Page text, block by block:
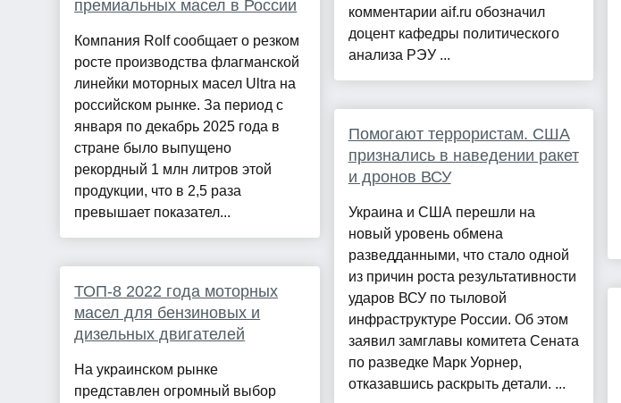
премиальных масел в России
Компания Rolf сообщает о резком
росте производства флагманской
линейки моторных масел Ultra на
российском рынке. За период с
января по декабрь 2025 года в
стране было выпущено
рекордный 1 млн литров этой
продукции, что в 2,5 раза
превышает показател...
ТОП-8 2022 года моторных
масел для бензиновых и
дизельных двигателей
На украинском рынке
представлен огромный выбор
комментарии aif.ru обозначил
доцент кафедры политического
анализа РЭУ ...
Помогают террористам. США
признались в наведении ракет
и дронов ВСУ
Украина и США перешли на
новый уровень обмена
разведданными, что стало одной
из причин роста результативности
ударов ВСУ по тыловой
инфраструктуре России. Об этом
заявил замглавы комитета Сената
по разведке Марк Уорнер,
отказавшись раскрыть детали. ...